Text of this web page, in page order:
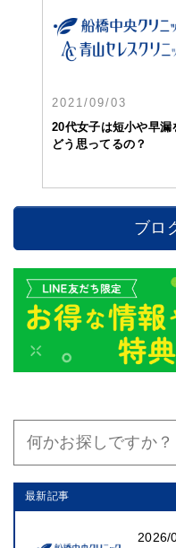
2021/09/03
20代女子は短小や早漏
どう思ってるの？
ブロ
最新記事
2026/